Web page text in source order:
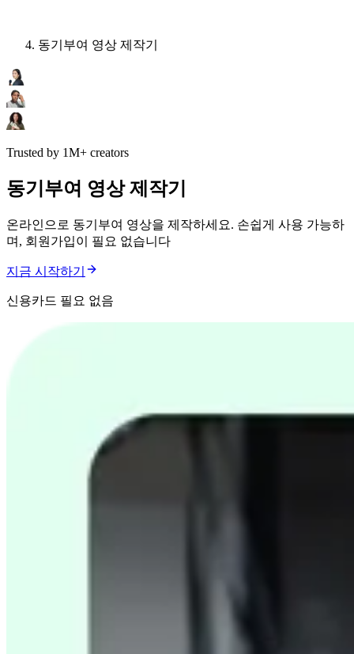
동기부여 영상 제작기
Trusted by 1M+ creators
동기부여 영상 제작기
온라인으로 동기부여 영상을 제작하세요. 손쉽게 사용 가능하
며, 회원가입이 필요 없습니다
지금 시작하기
신용카드 필요 없음